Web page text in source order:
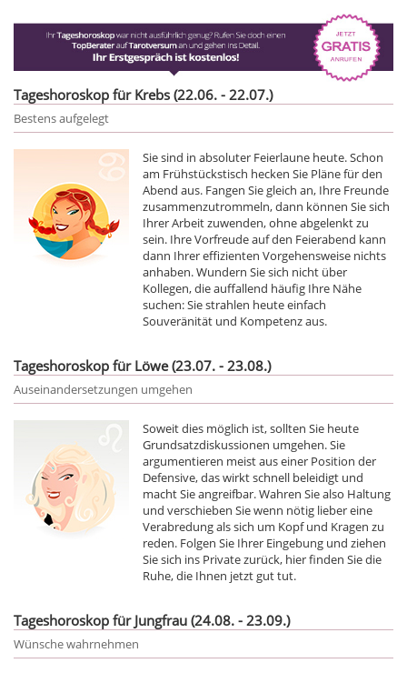
Tageshoroskop für Krebs (22.06. - 22.07.)
Bestens aufgelegt
Sie sind in absoluter Feierlaune heute. Schon
am Frühstückstisch hecken Sie Pläne für den
Abend aus. Fangen Sie gleich an, Ihre Freunde
zusammenzutrommeln, dann können Sie sich
Ihrer Arbeit zuwenden, ohne abgelenkt zu
sein. Ihre Vorfreude auf den Feierabend kann
dann Ihrer effizienten Vorgehensweise nichts
anhaben. Wundern Sie sich nicht über
Kollegen, die auffallend häufig Ihre Nähe
suchen: Sie strahlen heute einfach
Souveränität und Kompetenz aus.
Tageshoroskop für Löwe (23.07. - 23.08.)
Auseinandersetzungen umgehen
Soweit dies möglich ist, sollten Sie heute
Grundsatzdiskussionen umgehen. Sie
argumentieren meist aus einer Position der
Defensive, das wirkt schnell beleidigt und
macht Sie angreifbar. Wahren Sie also Haltung
und verschieben Sie wenn nötig lieber eine
Verabredung als sich um Kopf und Kragen zu
reden. Folgen Sie Ihrer Eingebung und ziehen
Sie sich ins Private zurück, hier finden Sie die
Ruhe, die Ihnen jetzt gut tut.
Tageshoroskop für Jungfrau (24.08. - 23.09.)
Wünsche wahrnehmen